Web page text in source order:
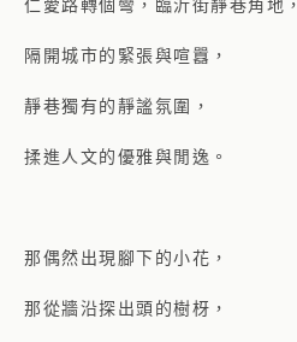
仁愛路轉個彎，臨沂街靜巷角地，
隔開城市的緊張與喧囂，
靜巷獨有的靜謐氛圍，
揉進人文的優雅與閒逸。
那偶然出現腳下的小花，
那從牆沿探出頭的樹枒，